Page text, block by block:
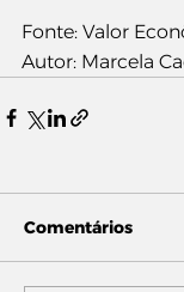
Fonte: Valor
Autor: Marcela
Comentários